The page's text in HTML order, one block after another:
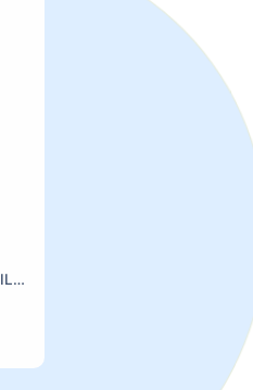
KUN KELLOHAME HEILAHTAA